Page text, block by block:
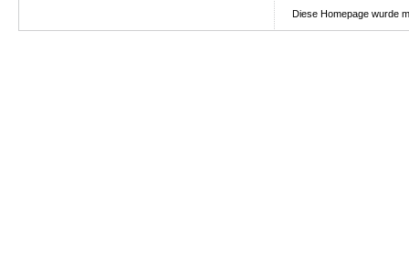
Diese Homepage wurde